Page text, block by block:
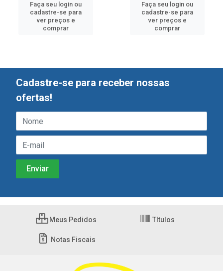
Faça seu login ou
cadastre-se para
ver preços e
comprar
Faça seu login ou
cadastre-se para
ver preços e
comprar
Cadastre-se para receber nossas
ofertas!
Meus Pedidos Títulos
Notas Fiscais